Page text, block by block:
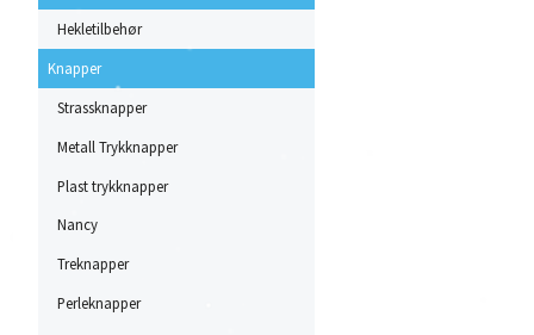
Hekletilbehør
Knapper
Strassknapper
Metall Trykknapper
Plast trykknapper
Nancy
Treknapper
Perleknapper